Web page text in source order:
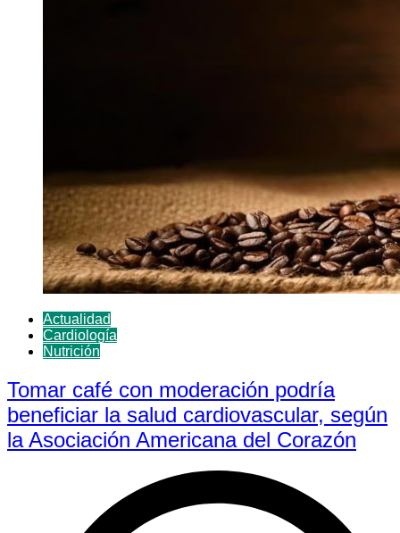
Actualidad
Cardiología
Nutrición
Tomar café con moderación podría
beneficiar la salud cardiovascular, según
la Asociación Americana del Corazón